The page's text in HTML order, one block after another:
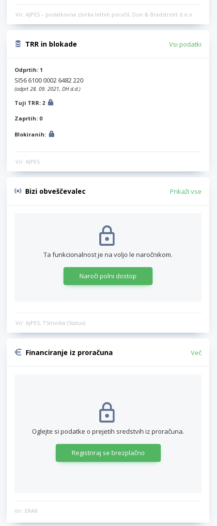
Vir: AJPES – podatkovna zbirka letnih poročil, Dun & Bradstreet d.o.o.
TRR in blokade Vsi podatki
Odprtih: 1
SI56 6100 0002 6482 220
(odprt 28. 09. 2021, DH d.d.)
Tuji TRR: 2
Zaprtih: 0
Blokiranih:
Vir: AJPES
Bizi obveščevalec Prikaži vse
Ta funkcionalnost je na voljo le naročnikom.
Naroči polni dostop
Vir: AJPES, TSmedia (Status)
Financiranje iz proračuna Več
Oglejte si podatke o prejetih sredstvih iz proračuna.
Registriraj se brezplačno
Vir: ERAR